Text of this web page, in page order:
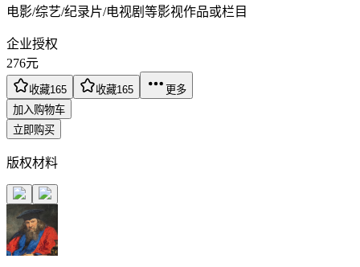
电影/综艺/纪录片/电视剧等影视作品或栏目
企业授权
276元
收藏165 收藏165
更多
加入购物车
立即购买
版权材料